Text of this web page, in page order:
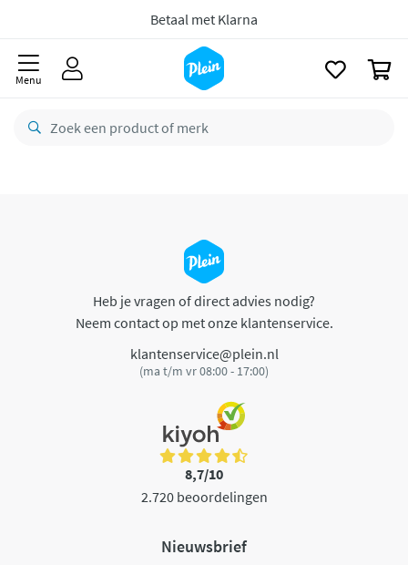
Betaal met Klarna
Menu
Heb je vragen of direct advies nodig?
Neem contact op met onze klantenservice.
klantenservice@plein.nl
(ma t/m vr 08:00 - 17:00)
8,7/10
2.720 beoordelingen
Nieuwsbrief